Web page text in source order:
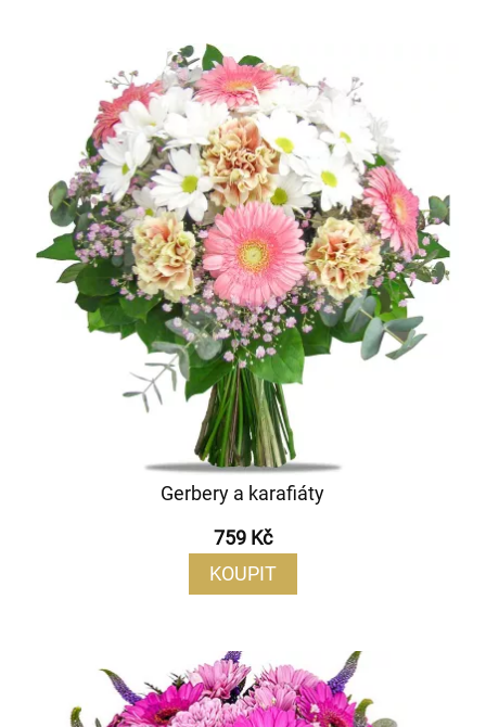
Gerbery a karafiáty
759 Kč
KOUPIT